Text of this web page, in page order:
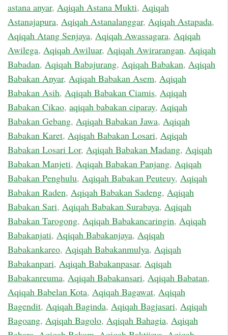
astana anyar, Aqiqah Astana Mukti, Aqiqah
Astanajapura, Aqiqah Astanalanggar, Aqiqah Astapada,
Aqiqah Atang Senjaya, Aqiqah Awassagara, Aqiqah
Awilega, Aqiqah Awiluar, Aqiqah Awirarangan, Aqiqah
Babadan, Aqiqah Babajurang, Aqiqah Babakan, Aqiqah
Babakan Anyar, Aqiqah Babakan Asem, Aqiqah
Babakan Asih, Aqiqah Babakan Ciamis, Aqiqah
Babakan Cikao, aqiqah babakan ciparay, Aqiqah
Babakan Gebang, Aqiqah Babakan Jawa, Aqiqah
Babakan Karet, Aqiqah Babakan Losari, Aqiqah
Babakan Losari Lor, Aqiqah Babakan Madang, Aqiqah
Babakan Manjeti, Aqiqah Babakan Panjang, Aqiqah
Babakan Penghulu, Aqiqah Babakan Peuteuy, Aqiqah
Babakan Raden, Aqiqah Babakan Sadeng, Aqiqah
Babakan Sari, Aqiqah Babakan Surabaya, Aqiqah
Babakan Tarogong, Aqiqah Babakancaringin, Aqiqah
Babakanjati, Aqiqah Babakanjaya, Aqiqah
Babakankareo, Aqiqah Babakanmulya, Aqiqah
Babakanpari, Aqiqah Babakanpasar, Aqiqah
Babakanreuma, Aqiqah Babakansari, Aqiqah Babatan,
Aqiqah Babelan Kota, Aqiqah Bagawat, Aqiqah
Bagendit, Aqiqah Baginda, Aqiqah Bagjasari, Aqiqah
Bagoang, Aqiqah Bagolo, Aqiqah Bahagia, Aqiqah